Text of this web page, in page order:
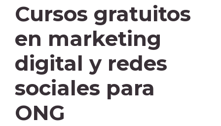
Cursos gratuitos
en marketing
digital y redes
sociales para
ONG